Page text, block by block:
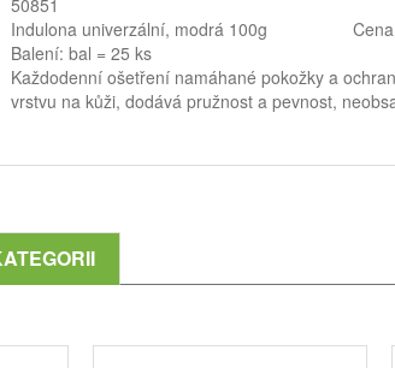
Indulona univerzální, modrá 100g
Balení: bal = 25 ks
Každodenní ošetření namáhané pokožky a
vrstvu na kůži, dodává pružnost a pevnost,